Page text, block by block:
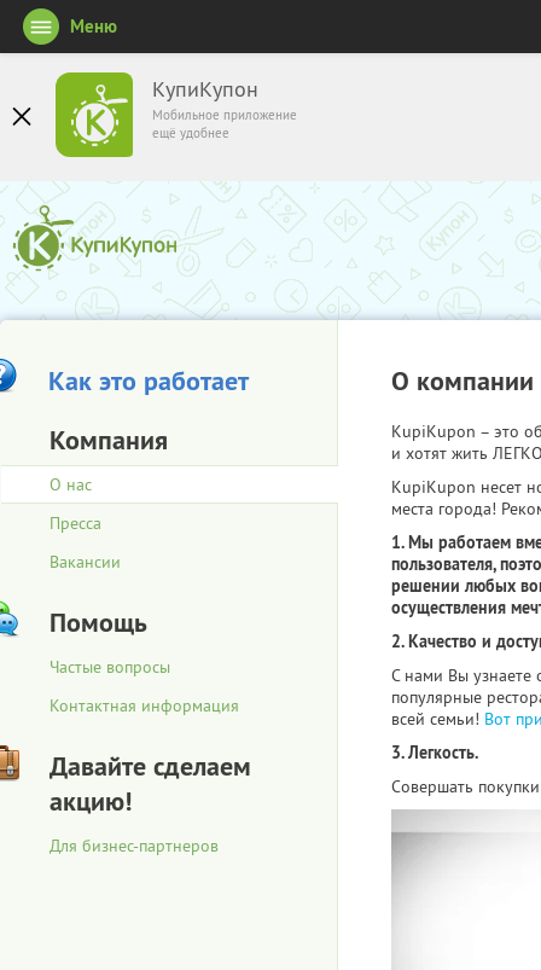
КупиКупон
Мобильное приложение
ещё удобнее
Меню
Как это работает
Компания
О нас
Пресса
Вакансии
Помощь
Частые вопросы
Контактная информация
Давайте сделаем
акцию!
Для бизнес-партнеров
О компании
KupiKupon – это
и хотят жить
KupiKupon несет
места города!
1. Мы работаем
пользователя,
решении любых
осуществления
2. Качество и
С нами Вы узнаете
популярные
всей семьи! Вот
3. Легкость.
Совершать